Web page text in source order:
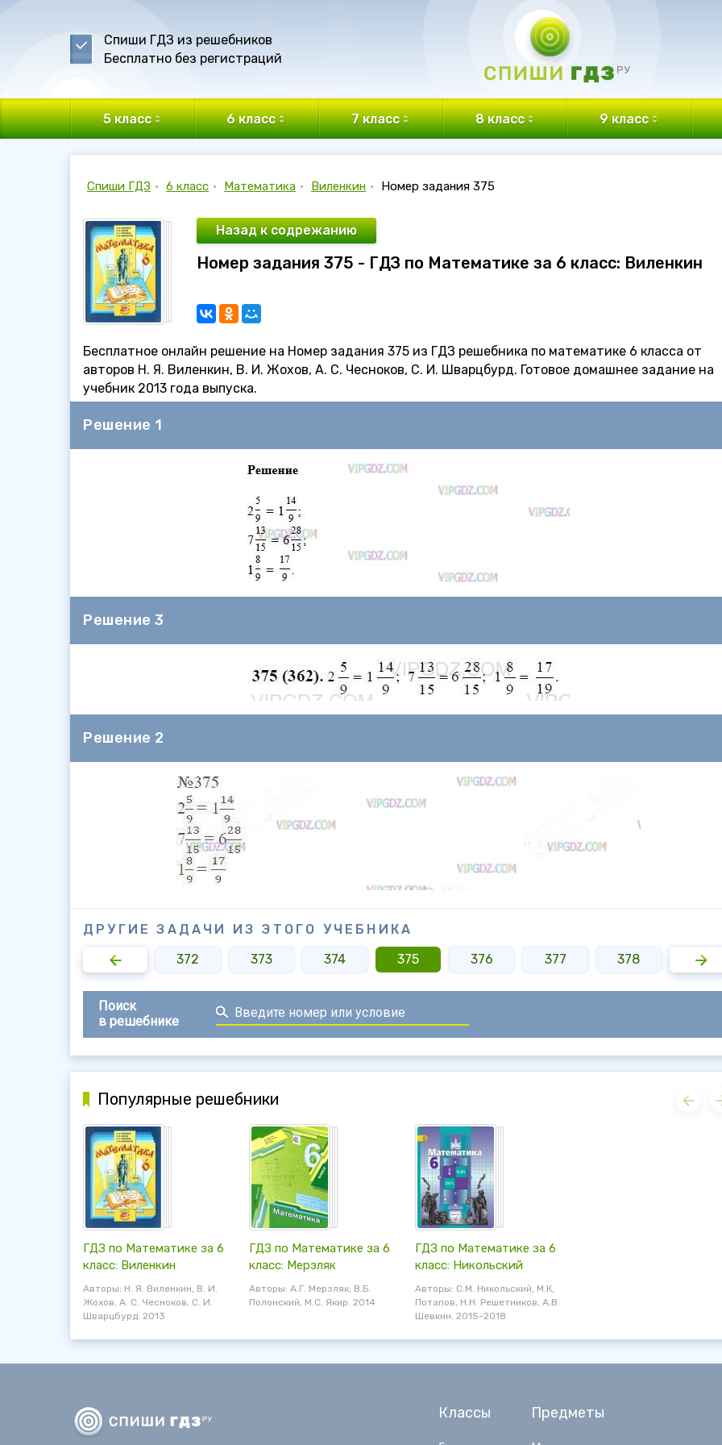
Спиши ГДЗ из решебников
Бесплатно без регистраций
5 класс 6 класс 7 класс 8 класс 9 класс
Спиши ГДЗ • 6 класс • Математика • Виленкин • Номер задания 375
Назад к содрежанию
Номер задания 375 - ГДЗ по Математике за 6 класс: Виленкин
Бесплатное онлайн решение на Номер задания 375 из ГДЗ решебника по математике 6 класса от
авторов Н. Я. Виленкин, В. И. Жохов, А. С. Чесноков, С. И. Шварцбурд. Готовое домашнее задание на
учебник 2013 года выпуска.
Решение 1
Решение 3
Решение 2
ДРУГИЕ ЗАДАЧИ ИЗ ЭТОГО УЧЕБНИКА
371 372 373 374 375 376 377 378 379
Поиск
в решебнике
Популярные решебники
ГДЗ по Математике за 6
класс: Виленкин
Авторы: Н. Я. Виленкин, В. И.
Жохов, А. С. Чесноков, С. И.
Шварцбурд. 2013
ГДЗ по Математике за 6
класс: Мерзляк
Авторы: А.Г. Мерзляк, В.Б.
Полонский, М.С. Якир. 2014
ГДЗ по Математике за 6
класс: Никольский
Авторы: С.М. Никольский, М.К,
Потапов, Н.Н. Решетников, А.В.
Шевкин. 2015-2018
Классы Предметы